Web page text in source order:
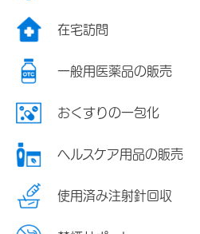
在宅訪問
一般用医薬品の販売
おくすりの一包化
ヘルスケア用品の販売
使用済み注射針回収